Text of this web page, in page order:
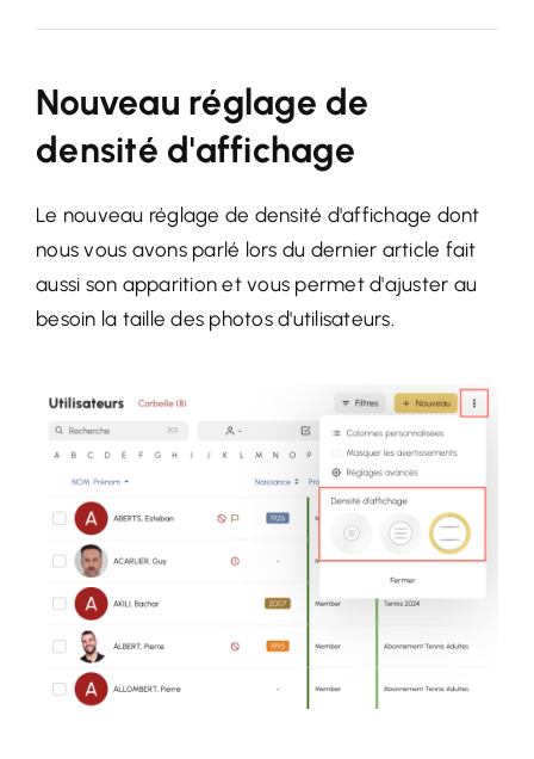
Nouveau réglage de
densité d'affichage
Le nouveau réglage de densité d'affichage dont
nous vous avons parlé lors du dernier article fait
aussi son apparition et vous permet d'ajuster au
besoin la taille des photos d'utilisateurs.